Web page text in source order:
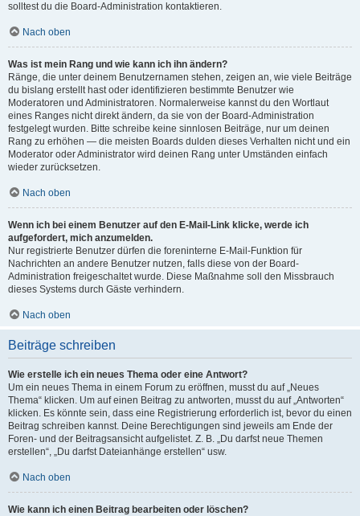
solltest du die Board-Administration kontaktieren.
Nach oben
Was ist mein Rang und wie kann ich ihn ändern?
Ränge, die unter deinem Benutzernamen stehen, zeigen an, wie viele Beiträge
du bislang erstellt hast oder identifizieren bestimmte Benutzer wie
Moderatoren und Administratoren. Normalerweise kannst du den Wortlaut
eines Ranges nicht direkt ändern, da sie von der Board-Administration
festgelegt wurden. Bitte schreibe keine sinnlosen Beiträge, nur um deinen
Rang zu erhöhen — die meisten Boards dulden dieses Verhalten nicht und ein
Moderator oder Administrator wird deinen Rang unter Umständen einfach
wieder zurücksetzen.
Nach oben
Wenn ich bei einem Benutzer auf den E-Mail-Link klicke, werde ich
aufgefordert, mich anzumelden.
Nur registrierte Benutzer dürfen die foreninterne E-Mail-Funktion für
Nachrichten an andere Benutzer nutzen, falls diese von der Board-
Administration freigeschaltet wurde. Diese Maßnahme soll den Missbrauch
dieses Systems durch Gäste verhindern.
Nach oben
Beiträge schreiben
Wie erstelle ich ein neues Thema oder eine Antwort?
Um ein neues Thema in einem Forum zu eröffnen, musst du auf „Neues
Thema“ klicken. Um auf einen Beitrag zu antworten, musst du auf „Antworten“
klicken. Es könnte sein, dass eine Registrierung erforderlich ist, bevor du einen
Beitrag schreiben kannst. Deine Berechtigungen sind jeweils am Ende der
Foren- und der Beitragsansicht aufgelistet. Z. B. „Du darfst neue Themen
erstellen“, „Du darfst Dateianhänge erstellen“ usw.
Nach oben
Wie kann ich einen Beitrag bearbeiten oder löschen?